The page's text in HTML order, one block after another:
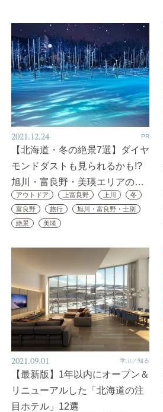
2021.12.24 PR
【北海道・冬の絶景7選】ダイヤ
モンドダストも見られるかも!?
旭川・富良野・美瑛エリアの…
アウトドア 上富良野 上川
冬
富良野
旅行
旭川・富良野・士別
絶景
美瑛
2021.09.01 学ぶ／知る
【最新版】1年以内にオープン＆
リニューアルした「北海道の注
目ホテル」12選